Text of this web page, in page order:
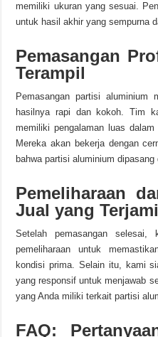
memiliki ukuran yang sesuai.
untuk hasil akhir yang sempurna
Pemasangan
Terampil
Pemasangan partisi aluminium
hasilnya rapi dan kokoh. Tim
memiliki pengalaman luas
Mereka akan bekerja dengan
bahwa partisi aluminium dipasang
Pemeliharaan
Jual yang
Setelah pemasangan selesai,
pemeliharaan untuk
kondisi prima. Selain itu, kami
yang responsif untuk menjawab
yang Anda miliki terkait partisi
FAQ: